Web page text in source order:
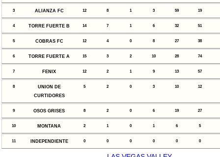
3 ALIANZA FC 12 8 1 3 59 19
4 TORRE FUERTE B 14 7 1 6 32 51
5 COBRAS FC 12 4 0 8 27 38
6 TORRE FUERTE A 15 3 2 10 28 74
7 FENIX 12 2 1 9 13 57
8
UNION DE
CURTIDORES
5 2 0 3 10 12
9 OSOS GRISES 8 2 0 6 19 27
10 MONTANA 2 1 0 1 6 5
11 INDEPENDIENTE 0 0 0 0 0 0